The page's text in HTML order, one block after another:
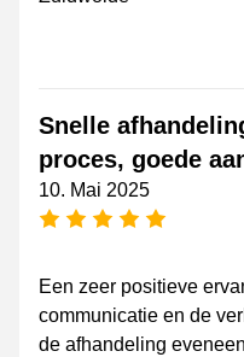
Snelle
proces, goede
10. Mai 2025
Een zeer positieve
communicatie en de
de afhandeling